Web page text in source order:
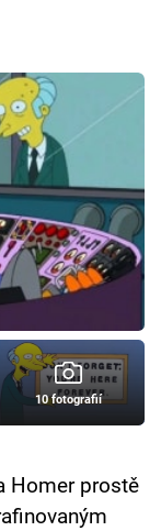
10 fotografií
Homer prostě